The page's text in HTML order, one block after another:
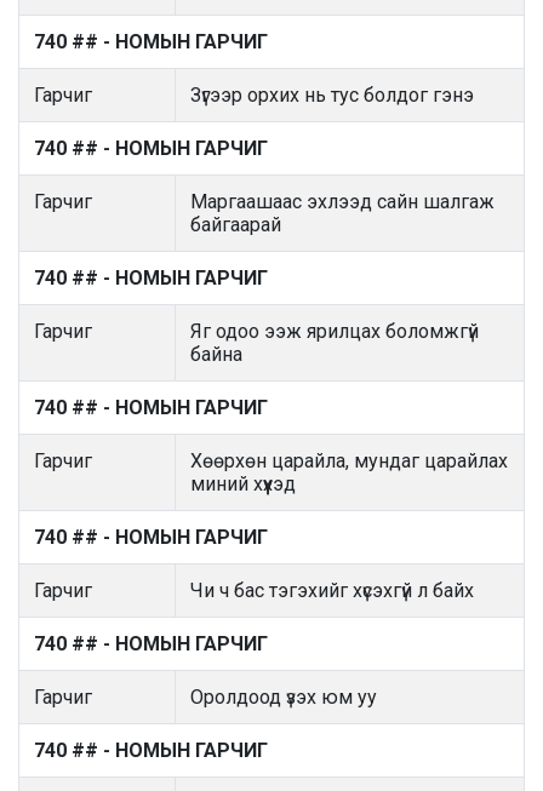
740 ## - НОМЫН ГАРЧИГ
Гарчиг Зүгээр орхих нь тус болдог гэнэ
740 ## - НОМЫН ГАРЧИГ
Гарчиг
Маргаашаас эхлээд сайн шалгаж
байгаарай
740 ## - НОМЫН ГАРЧИГ
Гарчиг
Яг одоо ээж ярилцах боломжгүй
байна
740 ## - НОМЫН ГАРЧИГ
Гарчиг
Хөөрхөн царайла, мундаг царайлах
миний хүүхэд
740 ## - НОМЫН ГАРЧИГ
Гарчиг Чи ч бас тэгэхийг хүсэхгүй л байх
740 ## - НОМЫН ГАРЧИГ
Гарчиг Оролдоод үзэх юм уу
740 ## - НОМЫН ГАРЧИГ